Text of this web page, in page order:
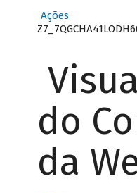
Ações
do
da